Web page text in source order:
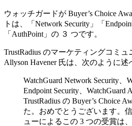
ウォッチガードが Buyer’s Choice
トは、「Network Security」「
「AuthPoint」の ３ つです。
TrustRadius のマーケティングコミ
Allyson Havener 氏は、次のように述
WatchGuard Network Security、
Endpoint Security、WatchGuard
TrustRadius の Buyer’s Choice
た。おめでとうございます。
ューによるこの 3 つの受賞は